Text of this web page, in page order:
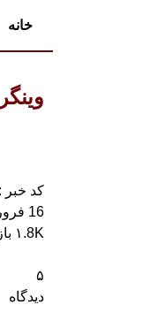
خانه
کد خبر : ۲۱۱۷۱۹۳ |
16 فروردین ۱۴۰۴ ساعت ۰۵:۳۰ |
۱.8K بازدید |
۵
دیدگاه